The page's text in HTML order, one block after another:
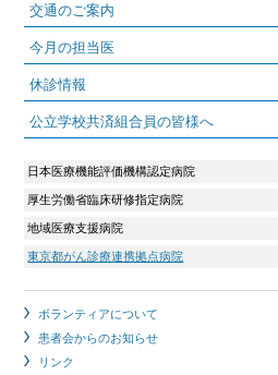
交通のご案内
今月の担当医
休診情報
公立学校共済組合員の皆様へ
日本医療機能評価機構認定病院
厚生労働省臨床研修指定病院
地域医療支援病院
東京都がん診療連携拠点病院
ボランティアについて
患者会からのお知らせ
リンク